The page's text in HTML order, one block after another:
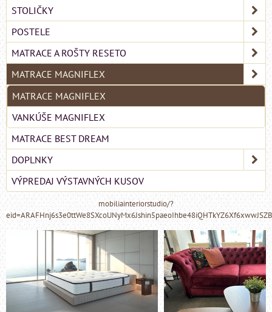
STOLIČKY
POSTELE
MATRACE A ROŠTY RESETO
MATRACE MAGNIFLEX
MATRACE MAGNIFLEX
VANKÚŠE MAGNIFLEX
MATRACE BEST DREAM
DOPLNKY
VÝPREDAJ VÝSTAVNÝCH KUSOV
mobiliainteriorstudio/?